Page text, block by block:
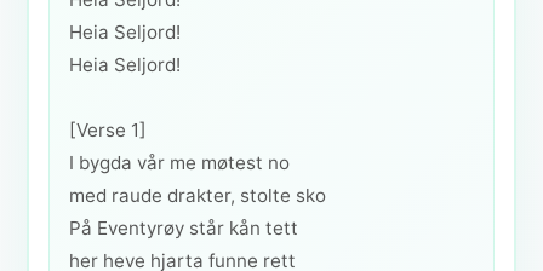
Heia Seljord!
Heia Seljord!
[Verse 1]
I bygda vår me møtest no
med raude drakter, stolte sko
På Eventyrøy står kån tett
her heve hjarta funne rett